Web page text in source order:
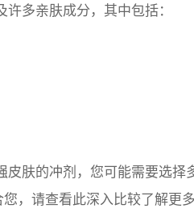
许多亲肤成分，其中包括：
皮肤的冲剂，您可能需要选择
，请查看此深入比较了解更